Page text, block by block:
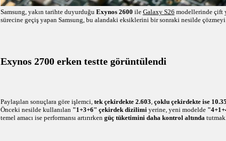
Samsung, yakın tarihte duyurduğuExynos 2600 ile Galaxy S26 modellerinde çift
sürecine geçiş yapan Samsung, bu alandaki eksiklerini bir sonraki nesilde
Exynos 2700 erken testte görüntülendi
Paylaşılan sonuçlara göre işlemci, tek çekirdekte 2.603, çoklu çekirdekte ise
Önceki nesilde kullanılan "1+3+6" çekirdek dizilimiyerine, yeni modelde
temel amacı ise performansı artırırken güç tüketimini daha kontrol altında